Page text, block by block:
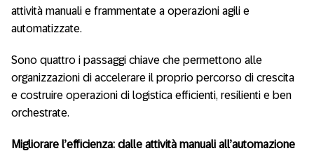
attività manuali e frammentate a operazioni agili e
automatizzate.
Sono quattro i passaggi chiave che permettono alle
organizzazioni di accelerare il proprio percorso di crescita
e costruire operazioni di logistica efficienti, resilienti e ben
orchestrate.
Migliorare l’efficienza: dalle attività manuali all’automazione